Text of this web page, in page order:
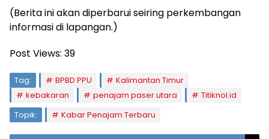
‎(Berita ini akan diperbarui seiring perkembangan
informasi di lapangan.)
Post Views: 39
Tag: BPBD PPU
Kalimantan Timur
kebakaran
penajam paser utara
Titiknol.id
Topik:
Kabar Penajam Terbaru